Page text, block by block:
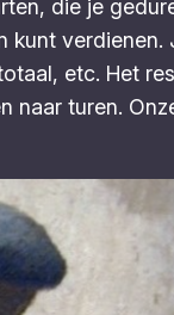
die je
kunt
etc. Het
naar turen.